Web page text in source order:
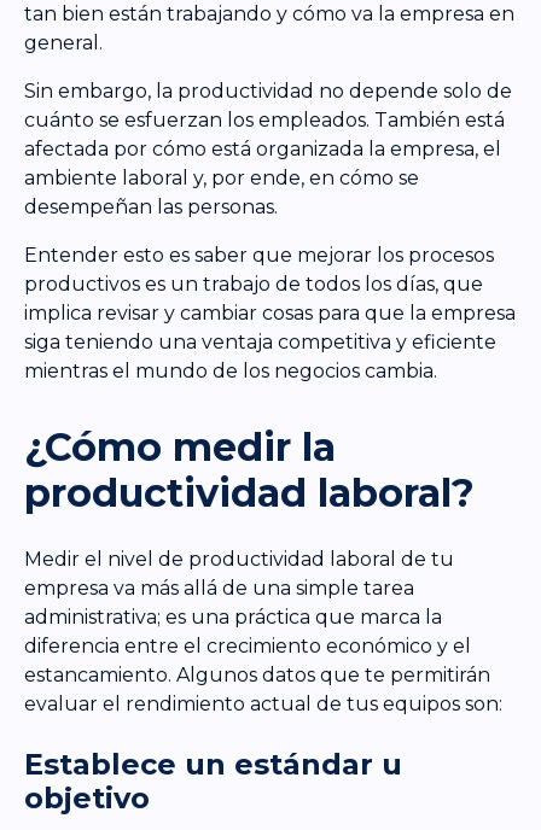
tan bien están trabajando y cómo va la empresa en
general.
Sin embargo, la productividad no depende solo de
cuánto se esfuerzan los empleados. También está
afectada por cómo está organizada la empresa, el
ambiente laboral y, por ende, en cómo se
desempeñan las personas.
Entender esto es saber que mejorar los procesos
productivos es un trabajo de todos los días, que
implica revisar y cambiar cosas para que la empresa
siga teniendo una ventaja competitiva y eficiente
mientras el mundo de los negocios cambia.
¿Cómo medir la
productividad laboral?
Medir el nivel de productividad laboral de tu
empresa va más allá de una simple tarea
administrativa; es una práctica que marca la
diferencia entre el crecimiento económico y el
estancamiento. Algunos datos que te permitirán
evaluar el rendimiento actual de tus equipos son:
Establece un estándar u
objetivo